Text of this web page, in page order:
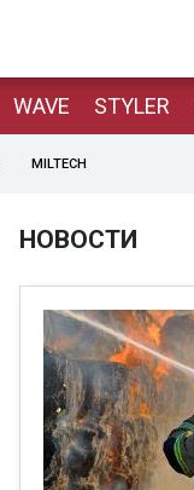
WAVE STYLER
MILTECH
НОВОСТИ